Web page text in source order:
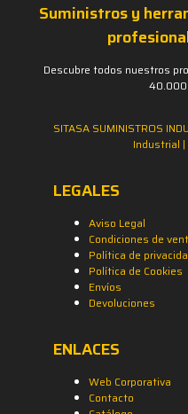
Suministros y
Descubre todos nuestros
40.000
SITASA SUMINISTROS
Industrial
LEGALES
Aviso Legal
Condiciones de
Política de
Política de Cookies
Envíos
Devoluciones
ENLACES
Web Corporativa
Contacto